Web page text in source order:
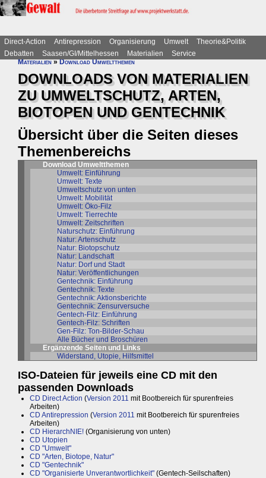
Direct-Action Antirepression Organisierung Umwelt
Theorie&Politik
Debatten
Saasen/GI/Mittelhessen Materialien
Service
Materialien»Download Umweltthemen
DOWNLOADS VON MATERIALIEN
ZU UMWELTSCHUTZ, ARTEN,
BIOTOPEN UND GENTECHNIK
Übersicht über die Seiten dieses
Themenbereichs
Download Umweltthemen
Umwelt: Einführung
Umwelt: Texte
Umweltschutz von unten
Umwelt: Mobilität
Umwelt: Öko-Filz
Umwelt: Tierrechte
Umwelt: Zeitschriften
Naturschutz: Einführung
Natur: Artenschutz
Natur: Biotopschutz
Natur: Landschaft
Natur: Dorf und Stadt
Natur: Veröffentlichungen
Gentechnik: Einführung
Gentechnik: Texte
Gentechnik: Aktionsberichte
Gentechnik: Zensurversuche
Gentech-Filz: Einführung
Gentech-Filz: Schriften
Gen-Filz: Ton-Bilder-Schau
Alle Bücher und Broschüren
Ergänzende Seiten und Links
Widerstand, Utopie, Hilfsmittel
ISO-Dateien für jeweils eine CD mit den
passenden Downloads
CD Direct Action (Version 2011 mit Bootbereich für spurenfreies
Arbeiten)
CD Antirepression (Version 2011 mit Bootbereich für spurenfreies
Arbeiten)
CD HierarchNIE! (Organisierung von unten)
CD Utopien
CD "Umwelt"
CD "Arten, Biotope, Natur"
CD "Gentechnik"
CD "Organisierte Unverantwortlichkeit" (Gentech-Seilschaften)